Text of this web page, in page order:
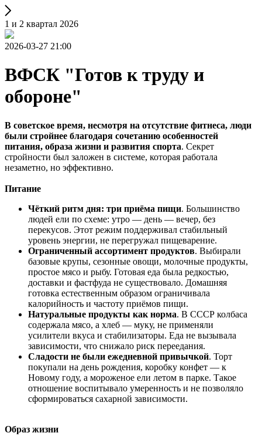
1 и 2 квартал 2026
2026-03-27 21:00
ВФСК "Готов к труду и
обороне"
В советское время, несмотря на отсутствие фитнеса, люди
были стройнее благодаря сочетанию особенностей
питания, образа жизни и развития спорта. Секрет
стройности был заложен в системе, которая работала
незаметно, но эффективно.
Питание
Чёткий ритм дня: три приёма пищи. Большинство
людей ели по схеме: утро — день — вечер, без
перекусов. Этот режим поддерживал стабильный
уровень энергии, не перегружал пищеварение.
Ограниченный ассортимент продуктов. Выбирали
базовые крупы, сезонные овощи, молочные продукты,
простое мясо и рыбу. Готовая еда была редкостью,
доставки и фастфуда не существовало. Домашняя
готовка естественным образом ограничивала
калорийность и частоту приёмов пищи.
Натуральные продукты как норма. В СССР колбаса
содержала мясо, а хлеб — муку, не применяли
усилители вкуса и стабилизаторы. Еда не вызывала
зависимости, что снижало риск переедания.
Сладости не были ежедневной привычкой. Торт
покупали на день рождения, коробку конфет — к
Новому году, а мороженое ели летом в парке. Такое
отношение воспитывало умеренность и не позволяло
сформироваться сахарной зависимости.
Образ жизни